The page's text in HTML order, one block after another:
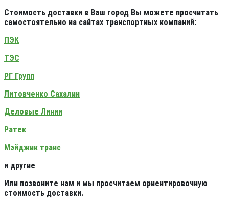
Стоимость доставки в Ваш город Вы можете просчитать
самостоятельно на сайтах транспортных компаний:
ПЭК
ТЭС
РГ Групп
Литовченко Сахалин
Деловые Линии
Ратек
Мэйджик транс
и другие
Или позвоните нам и мы просчитаем ориентировочную
стоимость доставки.